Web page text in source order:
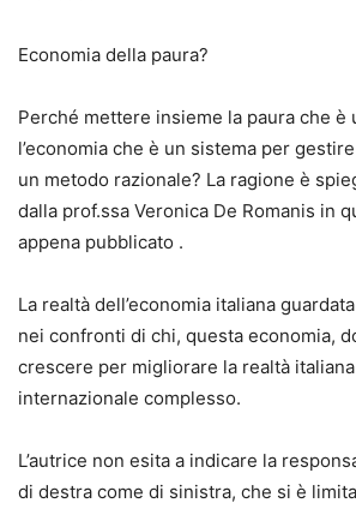
Economia della paura?
Perché mettere insieme la paura che è
l’economia che è un sistema per
un metodo razionale? La ragione è
dalla prof.ssa Veronica De Romanis in
appena pubblicato .
La realtà dell’economia italiana
nei confronti di chi, questa economia,
crescere per migliorare la realtà
internazionale complesso.
L’autrice non esita a indicare la
di destra come di sinistra, che si è